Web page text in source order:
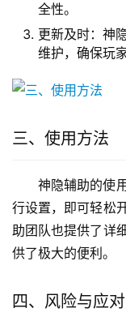
全性。
更新及时：神
维护，确保玩
三、使用方法
神隐辅助的使
行设置，即可轻松
助团队也提供了详
供了极大的便利。
四、风险与应对